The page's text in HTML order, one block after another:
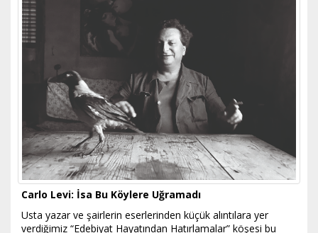
Carlo Levi: İsa Bu Köylere Uğramadı
Usta yazar ve şairlerin eserlerinden küçük alıntılara yer
verdiğimiz “Edebiyat Hayatından Hatırlamalar” köşesi bu